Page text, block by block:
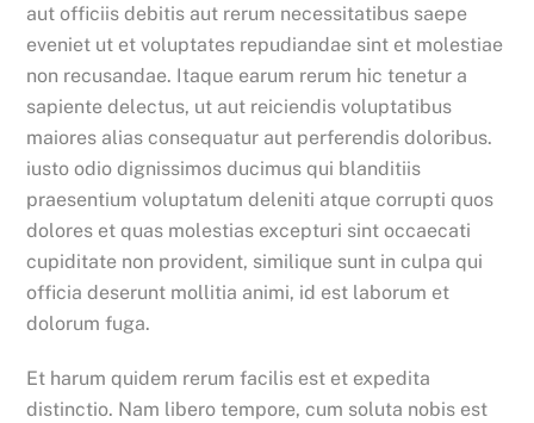
aut officiis debitis aut rerum necessitatibus saepe
eveniet ut et voluptates repudiandae sint et molestiae
non recusandae. Itaque earum rerum hic tenetur a
sapiente delectus, ut aut reiciendis voluptatibus
maiores alias consequatur aut perferendis doloribus.
iusto odio dignissimos ducimus qui blanditiis
praesentium voluptatum deleniti atque corrupti quos
dolores et quas molestias excepturi sint occaecati
cupiditate non provident, similique sunt in culpa qui
officia deserunt mollitia animi, id est laborum et
dolorum fuga.
Et harum quidem rerum facilis est et expedita
distinctio. Nam libero tempore, cum soluta nobis est